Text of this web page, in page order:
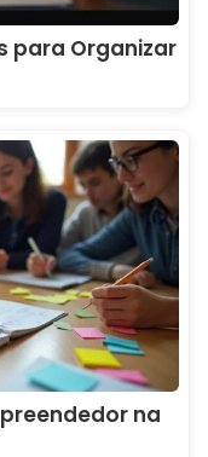
para Organizar
na